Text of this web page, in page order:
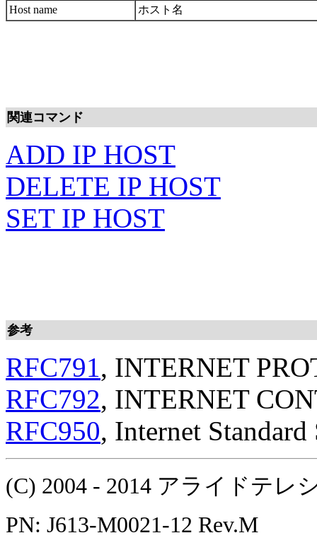
Host name
ホスト名
関連コマンド
ADD IP HOST
DELETE IP HOST
SET IP HOST
参考
RFC791, INTERNET
RFC792, INTERNET
RFC950, Internet
(C) 2004 - 2014 アライドテ
PN: J613-M0021-12 Rev.M